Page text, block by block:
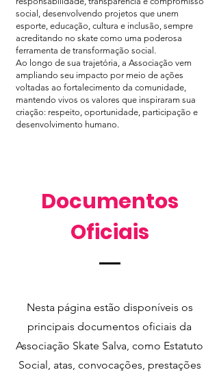
social, desenvolvendo projetos que unem
esporte, educação, cultura e inclusão, sempre
acreditando no skate como uma poderosa
ferramenta de transformação social.
Ao longo de sua trajetória, a Associação vem
ampliando seu impacto por meio de ações
voltadas ao fortalecimento da comunidade,
mantendo vivos os valores que inspiraram sua
criação: respeito, oportunidade, participação e
desenvolvimento humano.
Documentos
Oficiais
Nesta página estão disponíveis os
principais documentos oficiais da
Associação Skate Salva, como Estatuto
Social, atas, convocações, prestações